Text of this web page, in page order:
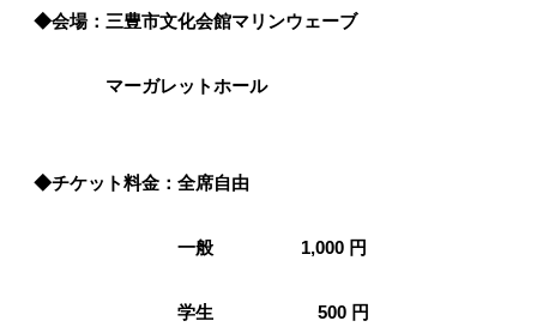
◆会場：三豊市文化会館マリンウェーブ
マーガレットホール
◆チケット料金：全席自由
一般 1,000 円
学生 500 円